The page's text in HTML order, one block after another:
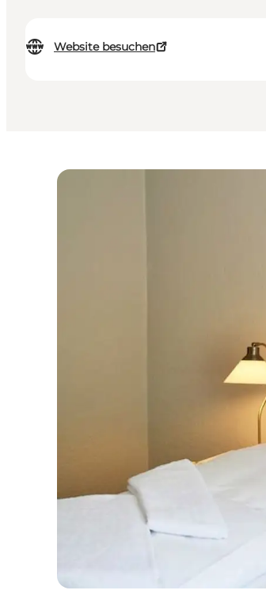
Website besuchen